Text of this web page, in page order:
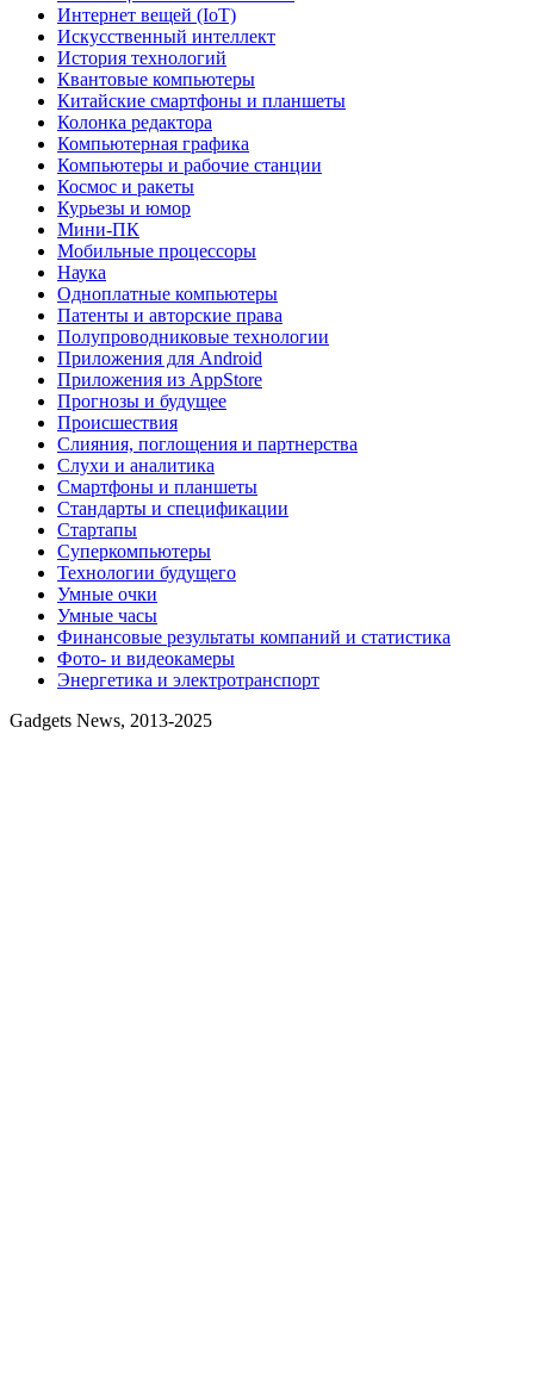
Интернет вещей (IoT)
Искусственный интеллект
История технологий
Квантовые компьютеры
Китайские смартфоны и планшеты
Колонка редактора
Компьютерная графика
Компьютеры и рабочие станции
Космос и ракеты
Курьезы и юмор
Мини-ПК
Мобильные процессоры
Наука
Одноплатные компьютеры
Патенты и авторские права
Полупроводниковые технологии
Приложения для Android
Приложения из AppStore
Прогнозы и будущее
Происшествия
Слияния, поглощения и партнерства
Слухи и аналитика
Смартфоны и планшеты
Стандарты и спецификации
Стартапы
Суперкомпьютеры
Технологии будущего
Умные очки
Умные часы
Финансовые результаты компаний и статистика
Фото- и видеокамеры
Энергетика и электротранспорт
Gadgets News, 2013-2025